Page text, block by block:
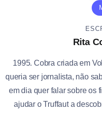
Rita
1995. Cobra criada em
queria ser jornalista, não
em dia quer falar sobre os
ajudar o Truffaut a